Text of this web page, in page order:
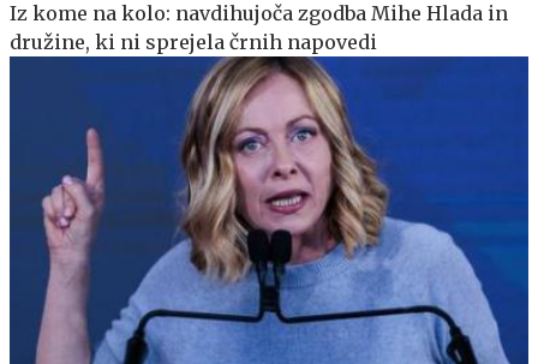
Iz kome na kolo: navdihujoča zgodba Mihe Hlada in
družine, ki ni sprejela črnih napovedi